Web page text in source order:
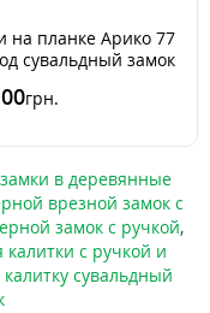
на планке Арико 77
сувальдный замок
грн.
в деревянные
врезной замок с
замок с ручкой,
калитки с ручкой и
сувальдный